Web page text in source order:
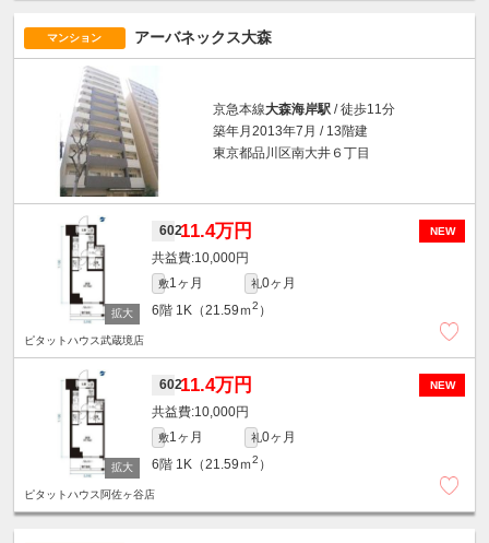
マンション アーバネックス大森
京急本線大森海岸駅 / 徒歩11分
築年月2013年7月 / 13階建
東京都品川区南大井６丁目
NEW
60211.4万円
10,000円
敷1ヶ月 礼0ヶ月
6階 1K（21.59ｍ2 ）
ピタットハウス武蔵境店
NEW
60211.4万円
10,000円
敷1ヶ月 礼0ヶ月
6階 1K（21.59ｍ2 ）
ピタットハウス阿佐ヶ谷店